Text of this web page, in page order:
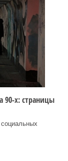
90-х: страницы
социальных